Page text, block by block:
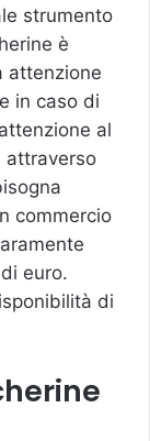
strumento
è
attenzione
in caso di
al
attraverso
commercio
euro.
di